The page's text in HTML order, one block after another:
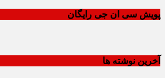
پویش سی ان جی رایگان
آخرین نوشته ها